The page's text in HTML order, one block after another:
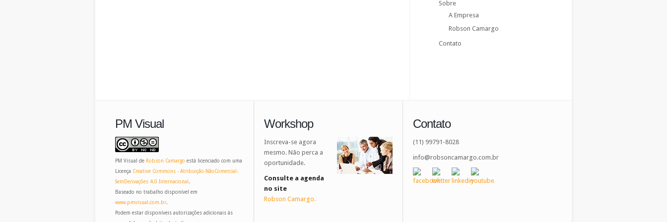
Sobre
A Empresa
Robson Camargo
Contato
PM Visual
PM Visual de Robson Camargo está licenciado com uma
Licença Creative Commons - Atribuição-NãoComercial-
SemDerivações 4.0 Internacional .
Baseado no trabalho disponível em
www.pmvisual.com.br.
Podem estar disponíveis autorizações adicionais às
Workshop
Inscreva-se agora
mesmo. Não perca a
oportunidade.
Consulte a agenda
no site
Robson Camargo.
Contato
(11) 99791-8028
info@robsoncamargo.com.br